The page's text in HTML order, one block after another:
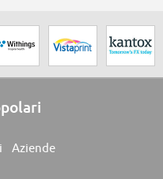
Aziende